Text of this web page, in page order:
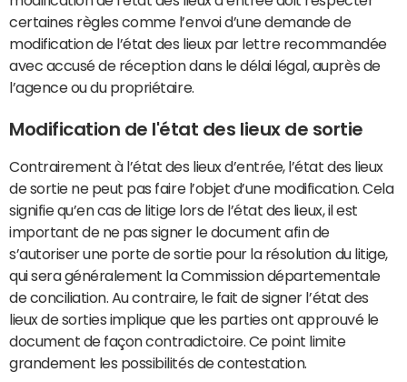
certaines règles comme l’envoi d’une demande de
modification de l’état des lieux par lettre recommandée
avec accusé de réception dans le délai légal, auprès de
l’agence ou du propriétaire.
Modification de l'état des lieux de sortie
Contrairement à l’état des lieux d’entrée, l’état des lieux
de sortie ne peut pas faire l’objet d’une modification. Cela
signifie qu’en cas de litige lors de l’état des lieux, il est
important de ne pas signer le document afin de
s’autoriser une porte de sortie pour la résolution du litige,
qui sera généralement la Commission départementale
de conciliation. Au contraire, le fait de signer l’état des
lieux de sorties implique que les parties ont approuvé le
document de façon contradictoire. Ce point limite
grandement les possibilités de contestation.